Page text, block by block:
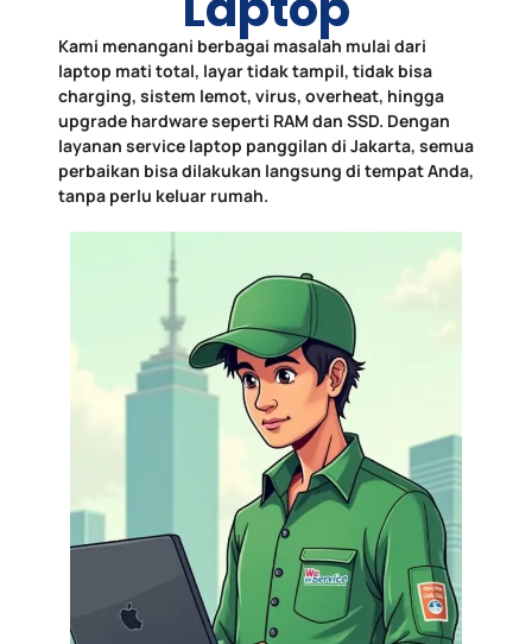
Kami menangani berbagai masalah mulai dari
laptop mati total, layar tidak tampil, tidak bisa
charging, sistem lemot, virus, overheat, hingga
upgrade hardware seperti RAM dan SSD. Dengan
layanan service laptop panggilan di Jakarta, semua
perbaikan bisa dilakukan langsung di tempat Anda,
tanpa perlu keluar rumah.